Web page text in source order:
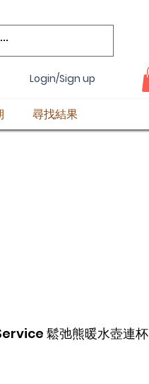
Login/Sign up
尋找結果
鬆弛熊暖水壺連杯